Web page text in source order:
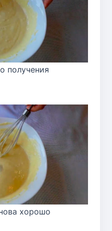
получения
хорошо